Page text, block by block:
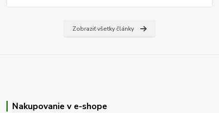
Zobraziť všetky články
Nakupovanie v e-shope